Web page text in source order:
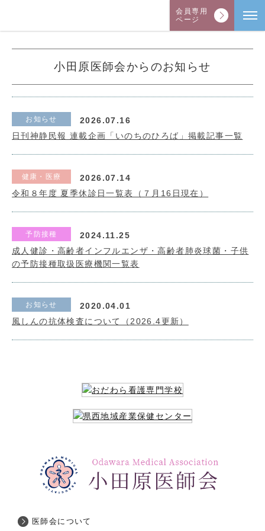
会員専用
ページ
小田原医師会からのお知らせ
お知らせ
2026.07.16
日刊神静民報 連載企画「いのちのひろば」掲載記事一覧
健康・医療
2026.07.14
令和８年度 夏季休診日一覧表（７月16日現在）
予防接種
2024.11.25
成人健診・高齢者インフルエンザ・高齢者肺炎球菌・子供
の予防接種取扱医療機関一覧表
お知らせ
2020.04.01
風しんの抗体検査について（2026.4更新）
医師会について